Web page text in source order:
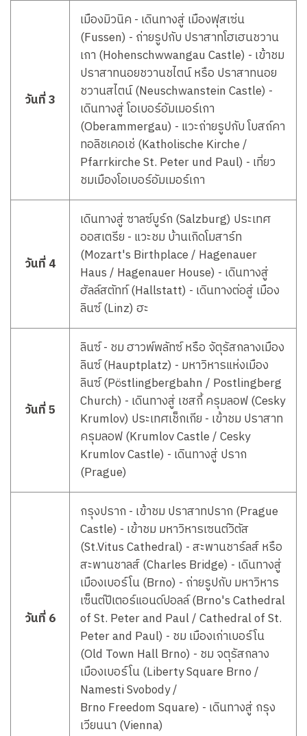
วันที่ 3
เมืองมิวนิค - เดินทางสู่ เมืองฟุสเซ่น
(Fussen) - ถ่ายรูปกับ ปราสาทโฮเฮนชวาน
เกา (Hohenschwwangau Castle) - เข้าชม
ปราสาทนอยชวานชไตน์ หรือ ปราสาทนอย
ชวานสไตน์ (Neuschwanstein Castle) -
เดินทางสู่ โอเบอร์อัมเมอร์เกา
(Oberammergau) - แวะถ่ายรูปกับ โบสถ์คา
ทอลิชเคอเช่ (Katholische Kirche /
Pfarrkirche St. Peter und Paul) - เที่ยว
ชมเมืองโอเบอร์อัมเมอร์เกา
วันที่ 4
เดินทางสู่ ซาลซ์บูร์ก (Salzburg) ประเทศ
ออสเตรีย - แวะชม บ้านเกิดโมสาร์ท
(Mozart's Birthplace / Hagenauer
Haus / Hagenauer House) - เดินทางสู่
ฮัลล์สตัทท์ (Hallstatt) - เดินทางต่อสู่ เมือง
ลินซ์ (Linz) ฮะ
วันที่ 5
ลินซ์ - ชม ฮาวพ์พลัทซ์ หรือ จัตุรัสกลางเมือง
ลินซ์ (Hauptplatz) - มหาวิหารแห่งเมือง
ลินซ์ (Pöstlingbergbahn / Postlingberg
Church) - เดินทางสู่ เชสกี้ ครุมลอฟ (Cesky
Krumlov) ประเทศเช็กเกีย - เข้าชม ปราสาท
ครุมลอฟ (Krumlov Castle / Cesky
Krumlov Castle) - เดินทางสู่ ปราก
(Prague)
วันที่ 6
กรุงปราก - เข้าชม ปราสาทปราก (Prague
Castle) - เข้าชม มหาวิหารเซนต์วิตัส
(St.Vitus Cathedral) - สะพานชาร์ลส์ หรือ
สะพานชาลส์ (Charles Bridge) - เดินทางสู่
เมืองเบอร์โน (Brno) - ถ่ายรูปกับ มหาวิหาร
เซ็นต์ปีเตอร์แอนด์ปอลล์ (Brno's Cathedral
of St. Peter and Paul / Cathedral of St.
Peter and Paul) - ชม เมืองเก่าเบอร์โน
(Old Town Hall Brno) - ชม จตุรัสกลาง
เมืองเบอร์โน (Liberty Square Brno /
Namesti Svobody /
Brno Freedom Square) - เดินทางสู่ กรุง
เวียนนา (Vienna)